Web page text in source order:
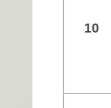
10